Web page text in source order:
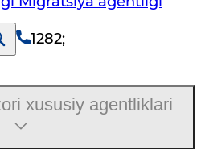
1282;
xususiy agentliklari